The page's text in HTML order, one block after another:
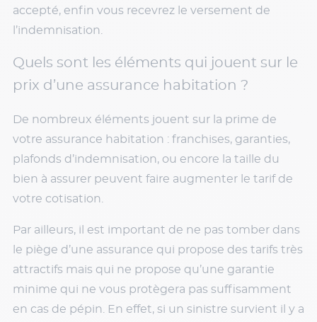
accepté, enfin vous recevrez le versement de
l’indemnisation.
Quels sont les éléments qui jouent sur le
prix d’une assurance habitation ?
De nombreux éléments jouent sur la prime de
votre assurance habitation : franchises, garanties,
plafonds d’indemnisation, ou encore la taille du
bien à assurer peuvent faire augmenter le tarif de
votre cotisation.
Par ailleurs, il est important de ne pas tomber dans
le piège d’une assurance qui propose des tarifs très
attractifs mais qui ne propose qu’une garantie
minime qui ne vous protègera pas suffisamment
en cas de pépin. En effet, si un sinistre survient il y a